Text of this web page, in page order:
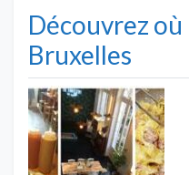
Découvrez
Bruxelles